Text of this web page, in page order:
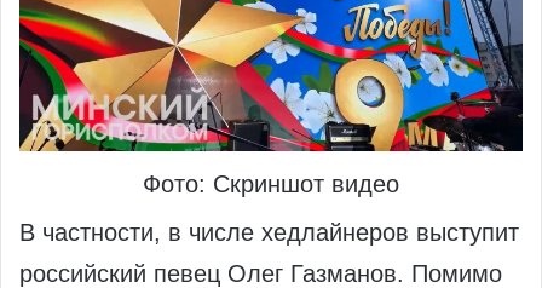
Фото: Скриншот видео
В частности, в числе хедлайнеров выступит
российский певец Олег Газманов. Помимо